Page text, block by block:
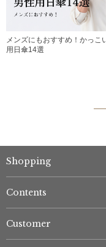
メンズにもおすすめ！かっこ
用日傘14選
Shopping
Contents
Customer